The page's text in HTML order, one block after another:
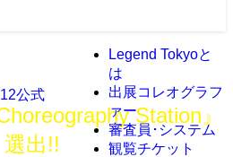
Legend Tokyoと
は
出展コレオグラフ
ァー
審査員･システム
観覧チケット
Station』
選出!!